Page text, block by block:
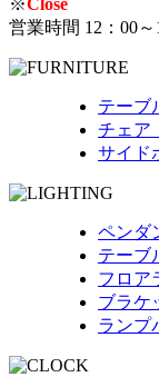
※Close
営業時間 12：00
テーブ
チェア
サイド
ペンダ
テーブ
フロア
ブラケ
ランプ